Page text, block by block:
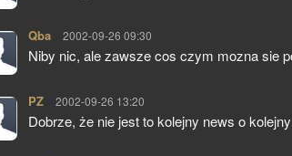
Qba pisze:
2002-09-26 09:30
Niby nic, ale zawsze cos czym mozna sie
PZ pisze:
2002-09-26 13:20
Dobrze, że nie jest to kolejny news o